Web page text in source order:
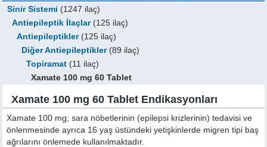
Sinir Sistemi (1247 ilaç)
Antiepileptik İlaçlar(125 ilaç)
Antiepileptikler(125 ilaç)
Diğer Antiepileptikler(89 ilaç)
Topiramat (11 ilaç)
Xamate 100 mg 60 Tablet
Xamate 100 mg 60 Tablet Endikasyonları
Xamate 100 mg; sara nöbetlerinin (epilepsi krizlerinin) tedavisi ve
önlenmesinde ayrıca 16 yaş üstündeki yetişkinlerde migren tipi baş
ağrılarını önlemede kullanılmaktadır.